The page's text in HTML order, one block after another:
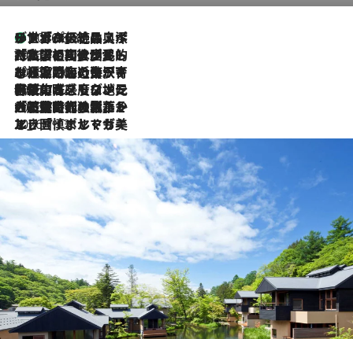
2026.8.8
リスボンの絶品スイーツ「パステル・デ・ナタ」とは？ポルトガル伝統の奥深い世界へ
2026.7.27
「私の祖国はポルトガル語です」国民的詩人フェルナンド・ペソアと、彼が愛した文学の街を歩く
2026.7.26
ポルトガル近海が育む極上の海の幸。キリリと冷えた白ワインと愉しむ、シーフード専門店の贅沢
2026.7.22
伝統の味をモダンに昇華。高感度な地元客が集う、リスボンの最旬ガストロノミー
2026.7.21
大航海時代の栄華から、震災、独裁、そして革命へ。ポルトガル・首都リスボンの石畳に刻まれた「歴史の光と影」
2026.7.13
エッセイ・ヤマザキマリ「慎ましくも美しき国 ポルトガル」